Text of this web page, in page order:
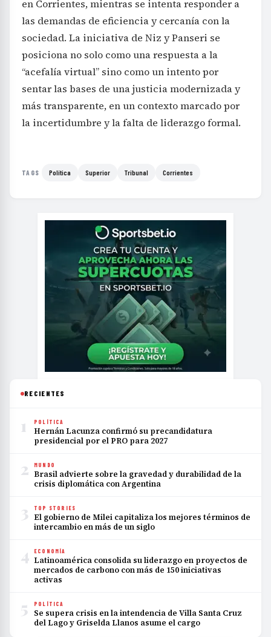
en Corrientes, mientras se intenta responder a
las demandas de eficiencia y cercanía con la
sociedad. La iniciativa de Niz y Panseri se
posiciona no solo como una respuesta a la
“acefalía virtual” sino como un intento por
sentar las bases de una justicia modernizada y
más transparente, en un contexto marcado por
la incertidumbre y la falta de liderazgo formal.
TAGS Política Superior Tribunal Corrientes
RECIENTES
1 POLÍTICA
Hernán Lacunza confirmó su precandidatura
presidencial por el PRO para 2027
2 MUNDO
Brasil advierte sobre la gravedad y durabilidad de la
crisis diplomática con Argentina
3 TOP STORIES
El gobierno de Milei capitaliza los mejores términos de
intercambio en más de un siglo
4 ECONOMÍA
Latinoamérica consolida su liderazgo en proyectos de
mercados de carbono con más de 150 iniciativas
activas
5 POLÍTICA
Se supera crisis en la intendencia de Villa Santa Cruz
del Lago y Griselda Llanos asume el cargo